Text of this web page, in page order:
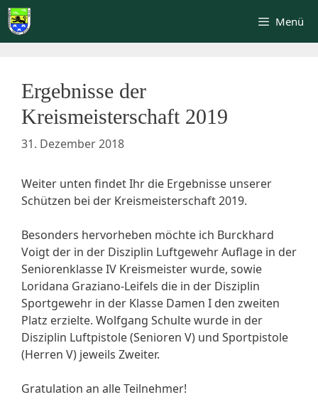
Zum
Inhalt
springen
Menü
Ergebnisse der
Kreismeisterschaft 2019
31. Dezember 2018
Weiter unten findet Ihr die Ergebnisse unserer
Schützen bei der Kreismeisterschaft 2019.
Besonders hervorheben möchte ich Burckhard
Voigt der in der Disziplin Luftgewehr Auflage in der
Seniorenklasse IV Kreismeister wurde, sowie
Loridana Graziano-Leifels die in der Disziplin
Sportgewehr in der Klasse Damen I den zweiten
Platz erzielte. Wolfgang Schulte wurde in der
Disziplin Luftpistole (Senioren V) und Sportpistole
(Herren V) jeweils Zweiter.
Gratulation an alle Teilnehmer!